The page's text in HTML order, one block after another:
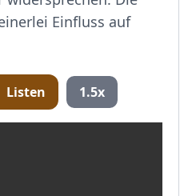
Einfluss auf
Listen 1.5x